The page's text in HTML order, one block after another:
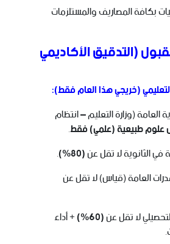
بكافة المصاريف والمستلزمات
(التدقيق الأكاديمي
(خريجي هذا العام فقط):
العامة (وزارة التعليم – انتظام
طبيعية (علمي) فقط.
في الثانوية لا تقل عن(80%)
.
العامة (قياس) لا تقل عن
لا تقل عن(60%) + أداء